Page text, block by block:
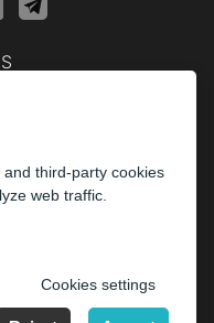
third-party cookies
web traffic.
Cookies settings